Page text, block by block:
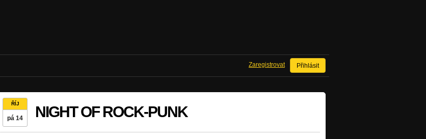
Přihlásit
Zaregistrovat
ŘÍJ
pá 14 NIGHT OF ROCK-PUNK